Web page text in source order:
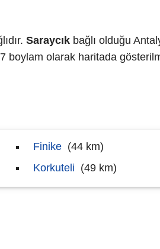
Saraycık bağlı olduğu
boylam olarak haritada
Finike (44 km)
Korkuteli (49 km)